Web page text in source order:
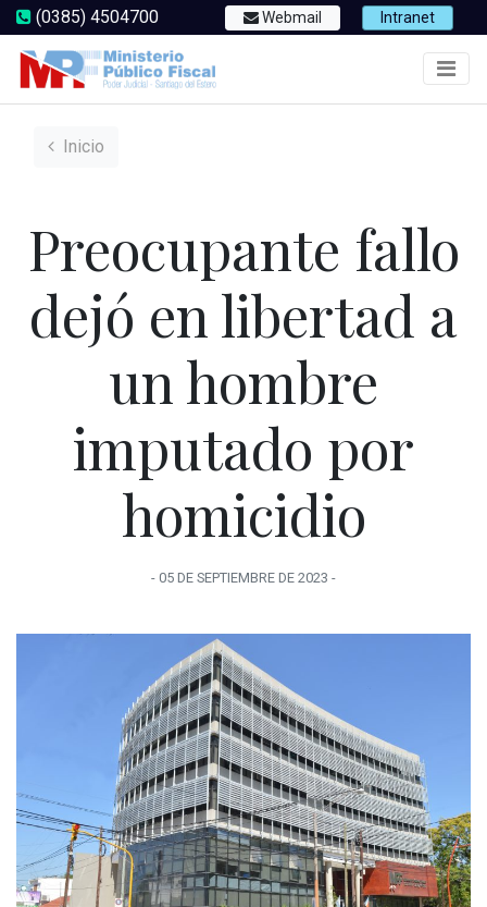
(0385) 4504700 Webmail Intranet
Inicio
Preocupante fallo
dejó en libertad a
un hombre
imputado por
homicidio
- 05 DE SEPTIEMBRE DE 2023 -